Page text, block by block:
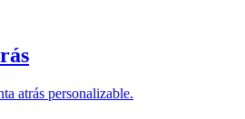
atrás personalizable.